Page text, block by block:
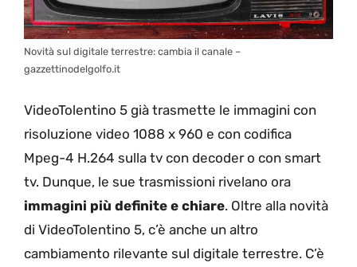
Novità sul digitale terrestre: cambia il canale –
gazzettinodelgolfo.it
VideoTolentino 5 già trasmette le immagini con
risoluzione video 1088 x 960 e con codifica
Mpeg-4 H.264 sulla tv con decoder o con smart
tv. Dunque, le sue trasmissioni rivelano ora
immagini più definite e chiare. Oltre alla novità
di VideoTolentino 5, c’è anche un altro
cambiamento rilevante sul digitale terrestre. C’è